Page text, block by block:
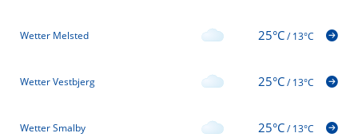
Wetter Melsted 25°C/13°C
Wetter Vestbjerg 25°C/13°C
Wetter Smalby 25°C/13°C